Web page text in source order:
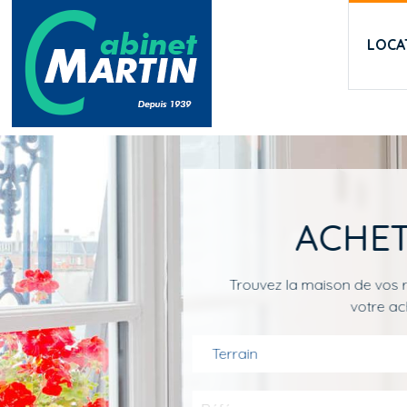
Aller au contenu principal
Trouvez la maison de vos
votre
Terrain